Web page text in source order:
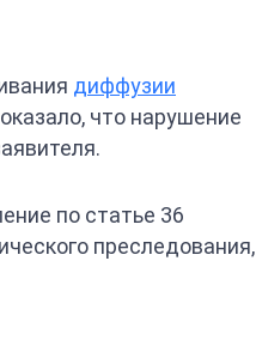
диффузии
что нарушение
по статье 36
преследования,